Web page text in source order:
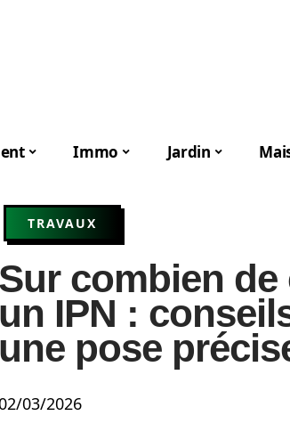
Immo Jardin
TRAVAUX
Sur combien
un IPN :
une pose
03/2026